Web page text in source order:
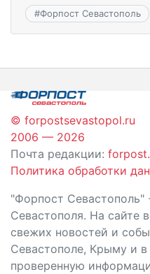
#Форпост Севастополь
© forpostsevastopol.ru
2006 — 2026
Почта редакции:
Политика обработки
"Форпост
Севастополя. На сайте
свежих новостей и
Севастополе, Крыму и
проверенную